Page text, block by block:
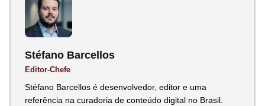
Stéfano Barcellos
Editor-Chefe
Stéfano Barcellos é desenvolvedor, editor e uma
referência na curadoria de conteúdo digital no Brasil.